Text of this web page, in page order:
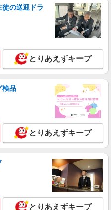
徒の送迎ドラ
とりあえずキープ
検品
とりあえずキープ
とりあえずキープ